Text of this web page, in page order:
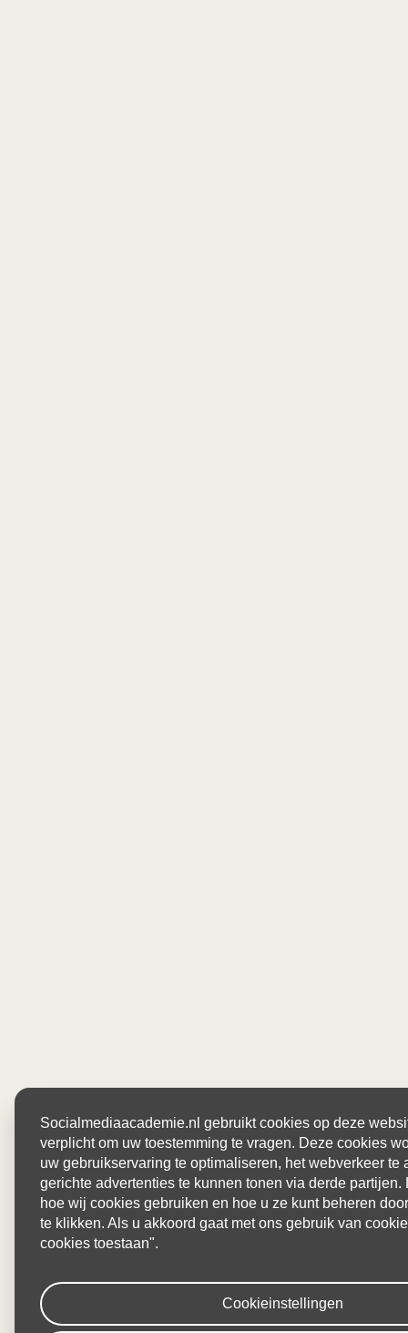
Socialmediaacademie.nl gebruikt cookies op deze
verplicht om uw toestemming te vragen. Deze cookies
uw gebruikservaring te optimaliseren, het webverkeer te
gerichte advertenties te kunnen tonen via derde partijen.
hoe wij cookies gebruiken en hoe u ze kunt beheren
te klikken. Als u akkoord gaat met ons gebruik van
cookies toestaan".
Cookieinstellingen